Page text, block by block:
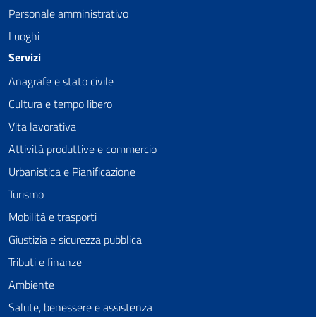
Personale amministrativo
Luoghi
Servizi
Anagrafe e stato civile
Cultura e tempo libero
Vita lavorativa
Attività produttive e commercio
Urbanistica e Pianificazione
Turismo
Mobilità e trasporti
Giustizia e sicurezza pubblica
Tributi e finanze
Ambiente
Salute, benessere e assistenza